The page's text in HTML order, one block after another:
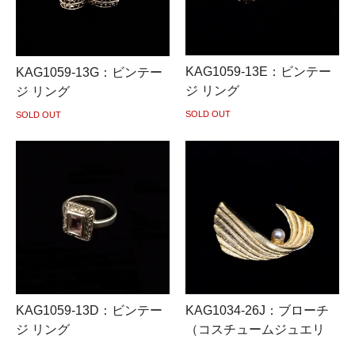
KAG1059-13G：ビンテー
ジ リング
SOLD OUT
KAG1059-13E：ビンテー
ジ リング
SOLD OUT
KAG1059-13D：ビンテー
ジ リング
KAG1034-26J：ブローチ
（コスチュームジュエリ